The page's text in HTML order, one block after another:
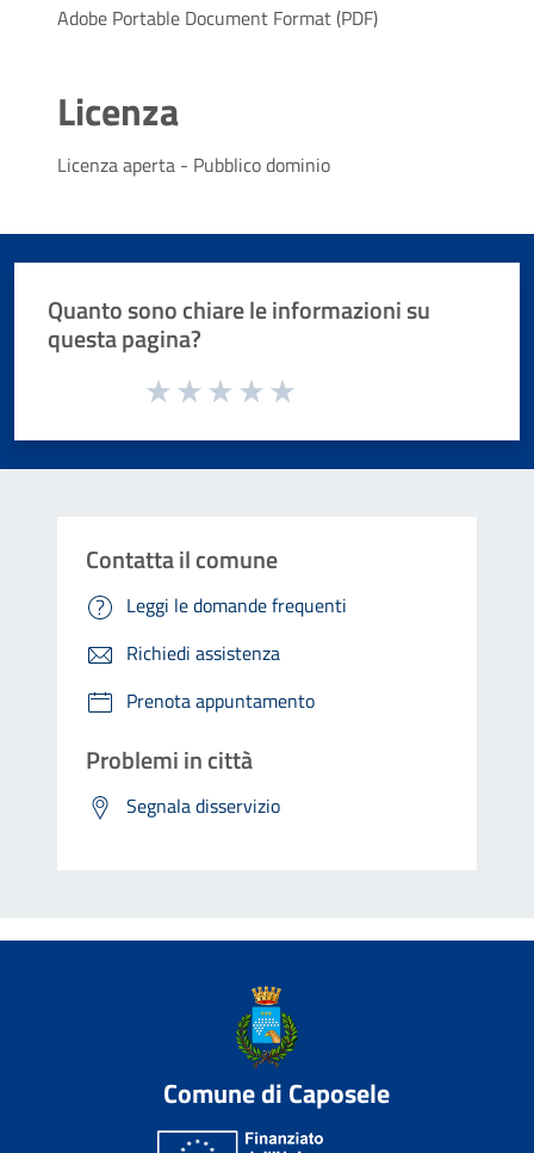
Adobe Portable Document Format (PDF)
Licenza
Licenza aperta - Pubblico dominio
Quanto sono chiare le informazioni su
questa pagina?
Valuta da 1 a 5 stelle la pagina
Contatta il comune
Leggi le domande frequenti
Richiedi assistenza
Prenota appuntamento
Problemi in città
Segnala disservizio
Comune di Caposele